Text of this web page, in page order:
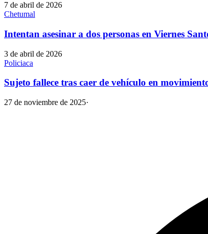
7 de abril de 2026
Chetumal
Intentan asesinar a dos personas en Viernes
3 de abril de 2026
Policiaca
Sujeto fallece tras caer de vehículo en
27 de noviembre de 2025·